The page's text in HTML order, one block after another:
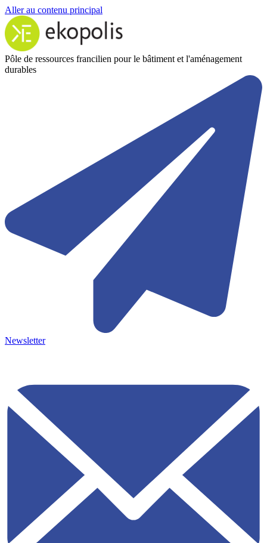
Aller au contenu principal
Pôle de ressources francilien pour le bâtiment et l'aménagement
durables
Newsletter